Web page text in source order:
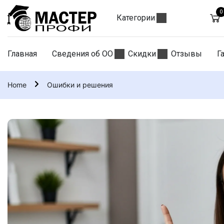
Категории
0
Главная Сведения об ОО Скидки Отзывы
Home Ошибки и решения